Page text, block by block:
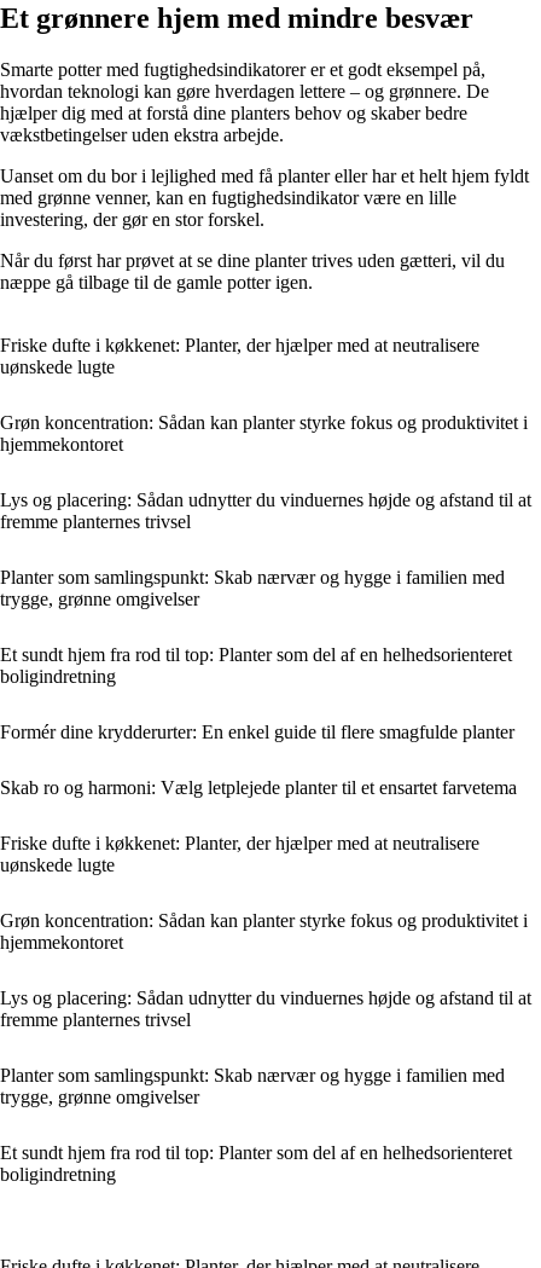
Et grønnere hjem med mindre besvær
Smarte potter med fugtighedsindikatorer er et godt eksempel på,
hvordan teknologi kan gøre hverdagen lettere – og grønnere. De
hjælper dig med at forstå dine planters behov og skaber bedre
vækstbetingelser uden ekstra arbejde.
Uanset om du bor i lejlighed med få planter eller har et helt hjem fyldt
med grønne venner, kan en fugtighedsindikator være en lille
investering, der gør en stor forskel.
Når du først har prøvet at se dine planter trives uden gætteri, vil du
næppe gå tilbage til de gamle potter igen.
Friske dufte i køkkenet: Planter, der hjælper med at neutralisere
uønskede lugte
Grøn koncentration: Sådan kan planter styrke fokus og produktivitet i
hjemmekontoret
Lys og placering: Sådan udnytter du vinduernes højde og afstand til at
fremme planternes trivsel
Planter som samlingspunkt: Skab nærvær og hygge i familien med
trygge, grønne omgivelser
Et sundt hjem fra rod til top: Planter som del af en helhedsorienteret
boligindretning
Formér dine krydderurter: En enkel guide til flere smagfulde planter
Skab ro og harmoni: Vælg letplejede planter til et ensartet farvetema
Friske dufte i køkkenet: Planter, der hjælper med at neutralisere
uønskede lugte
Grøn koncentration: Sådan kan planter styrke fokus og produktivitet i
hjemmekontoret
Lys og placering: Sådan udnytter du vinduernes højde og afstand til at
fremme planternes trivsel
Planter som samlingspunkt: Skab nærvær og hygge i familien med
trygge, grønne omgivelser
Et sundt hjem fra rod til top: Planter som del af en helhedsorienteret
boligindretning